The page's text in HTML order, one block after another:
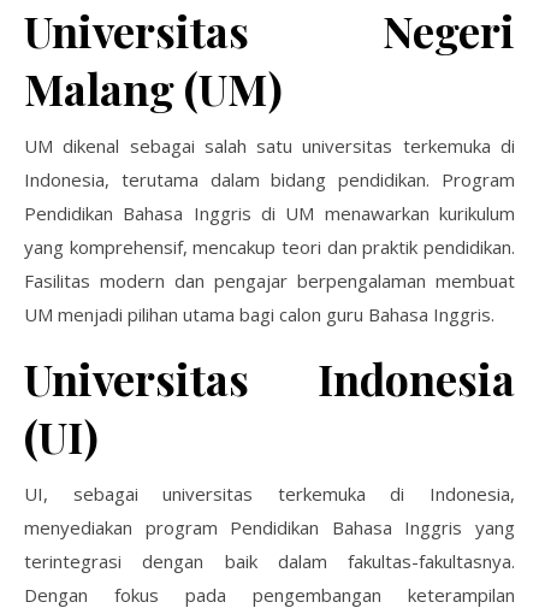
Universitas Negeri
Malang (UM)
UM dikenal sebagai salah satu universitas terkemuka di
Indonesia, terutama dalam bidang pendidikan. Program
Pendidikan Bahasa Inggris di UM menawarkan kurikulum
yang komprehensif, mencakup teori dan praktik pendidikan.
Fasilitas modern dan pengajar berpengalaman membuat
UM menjadi pilihan utama bagi calon guru Bahasa Inggris.
Universitas Indonesia
(UI)
UI, sebagai universitas terkemuka di Indonesia,
menyediakan program Pendidikan Bahasa Inggris yang
terintegrasi dengan baik dalam fakultas-fakultasnya.
Dengan fokus pada pengembangan keterampilan